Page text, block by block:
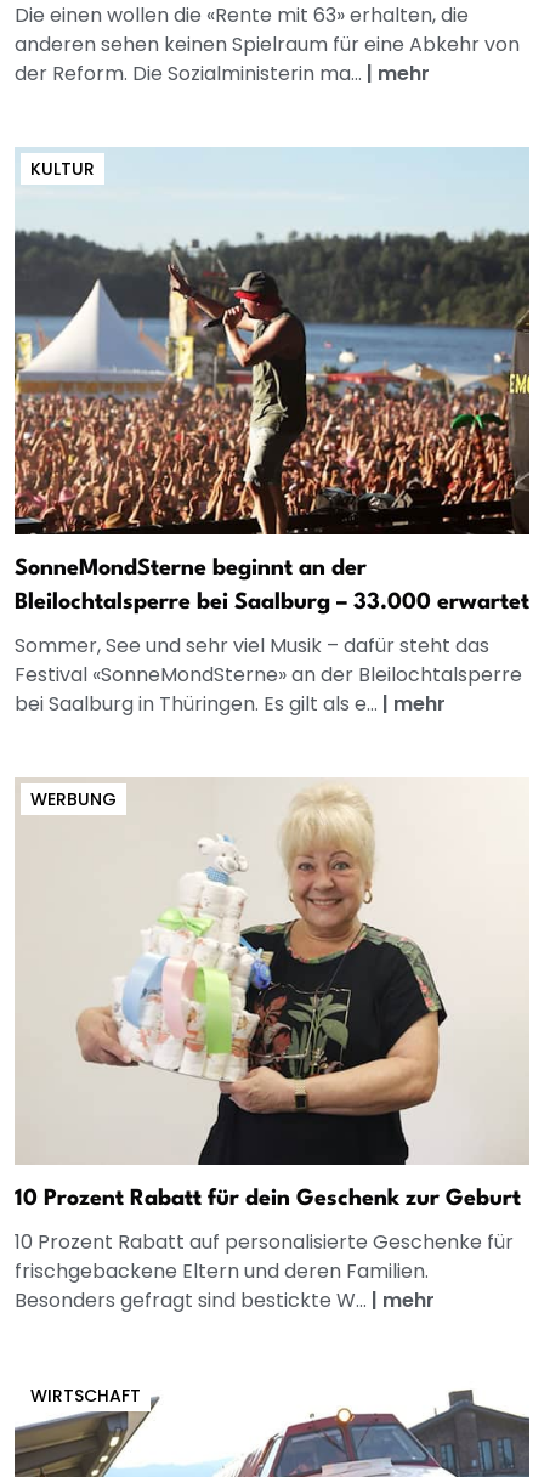
Die einen wollen die «Rente mit 63» erhalten, die
anderen sehen keinen Spielraum für eine Abkehr von
der Reform. Die Sozialministerin ma... | mehr
KULTUR
SonneMondSterne beginnt an der
Bleilochtalsperre bei Saalburg – 33.000 erwartet
Sommer, See und sehr viel Musik – dafür steht das
Festival «SonneMondSterne» an der Bleilochtalsperre
bei Saalburg in Thüringen. Es gilt als e... | mehr
WERBUNG
10 Prozent Rabatt für dein Geschenk zur Geburt
10 Prozent Rabatt auf personalisierte Geschenke für
frischgebackene Eltern und deren Familien.
Besonders gefragt sind bestickte W... | mehr
WIRTSCHAFT